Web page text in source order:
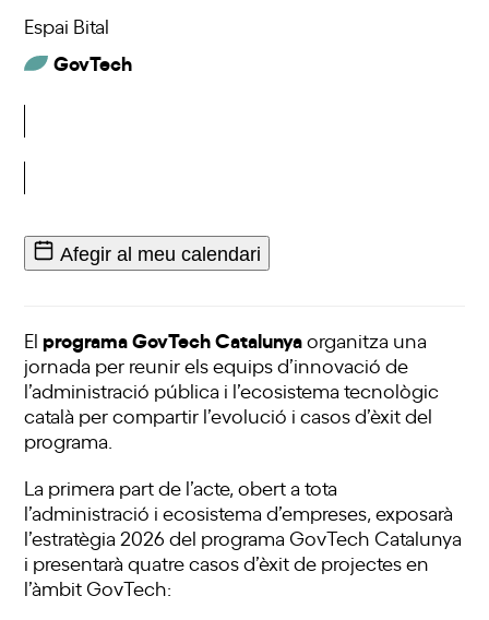
Espai Bital
GovTech
Afegir al meu calendari
El programa GovTech Catalunyaorganitza una
jornada per reunir els equips d’innovació de
l’administració pública i l’ecosistema tecnològic
català per compartir l’evolució i casos d’èxit del
programa.
La primera part de l’acte, obert a tota
l’administració i ecosistema d’empreses, exposarà
l’estratègia 2026 del programa GovTech Catalunya
i presentarà quatre casos d’èxit de projectes en
l’àmbit GovTech: